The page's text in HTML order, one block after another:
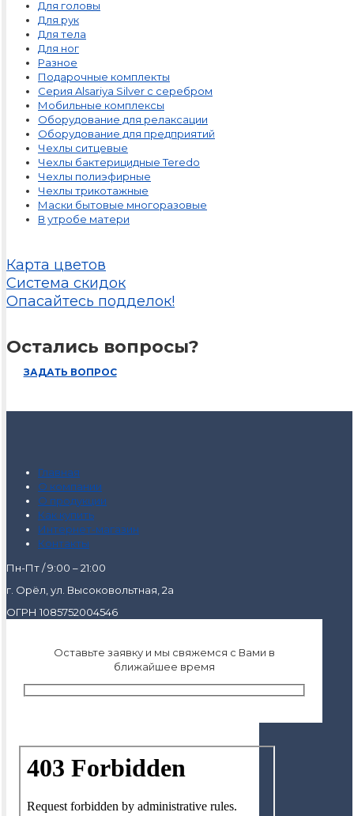
Для головы
Для рук
Для тела
Для ног
Разное
Подарочные комплекты
Серия Alsariya Silver с серебром
Мобильные комплексы
Оборудование для релаксации
Оборудование для предприятий
Чехлы ситцевые
Чехлы бактерицидные Teredo
Чехлы полиэфирные
Чехлы трикотажные
Маски бытовые многоразовые
В утробе матери
Карта цветов
Система скидок
Опасайтесь подделок!
Остались вопросы?
ЗАДАТЬ ВОПРОС
Главная
О компании
О продукции
Как купить
Интернет-магазин
Контакты
Пн-Пт / 9:00 – 21:00
г. Орёл, ул. Высоковольтная, 2а
ОГРН 1085752004546
Оставьте заявку и мы свяжемся с Вами в
ближайшее время